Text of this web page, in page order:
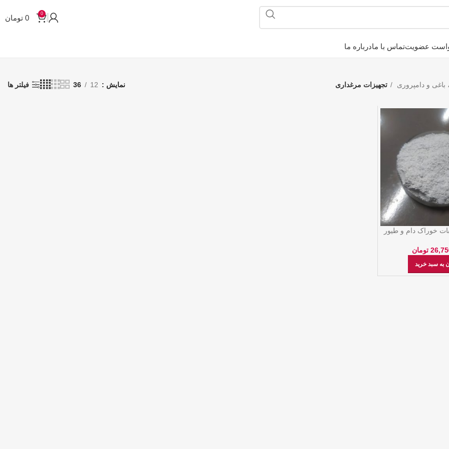
0
0 تومان
عضویتتماس با مادرباره ما
و دامپروری تجهیزات مرغداری نمایش 12
36 فیلتر ها
خوراک دام و طیور
تومان
به سبد خرید